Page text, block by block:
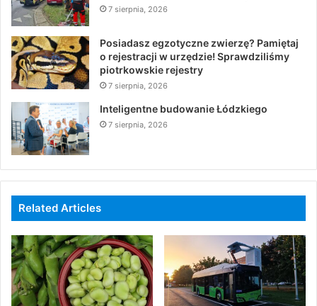
7 sierpnia, 2026
Posiadasz egzotyczne zwierzę? Pamiętaj
o rejestracji w urzędzie! Sprawdziliśmy
piotrkowskie rejestry
7 sierpnia, 2026
Inteligentne budowanie Łódzkiego
7 sierpnia, 2026
Related Articles